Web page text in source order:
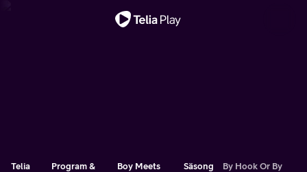
Telia
Program &
Boy Meets
Säsong
By Hook Or By